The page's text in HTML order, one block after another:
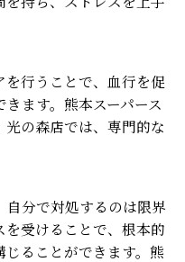
行うことで、血行を促
ます。熊本スーパース
の森店では、専門的な
分で対処するのは限界
受けることで、根本的
ることができます。熊